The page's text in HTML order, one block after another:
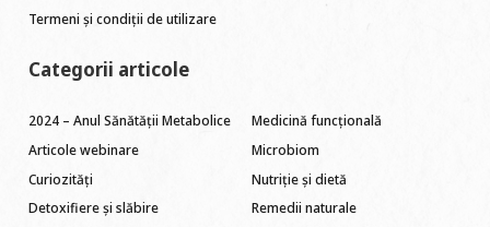
Termeni și condiții de utilizare
Categorii articole
2024 – Anul Sănătății Metabolice
Articole webinare
Curiozități
Detoxifiere și slăbire
Medicină funcțională
Microbiom
Nutriție și dietă
Remedii naturale